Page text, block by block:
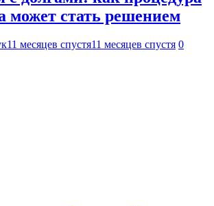
может стать решением
11 месяцев спустя11 месяцев спустя 0